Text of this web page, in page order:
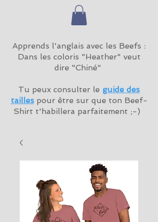
Apprends l'anglais avec les Beefs :
Dans les coloris "Heather" veut
dire "Chiné"
Tu peux consulter le guide des
taillespour être sur que ton Beef-
Shirt t'habillera parfaitement ;-)